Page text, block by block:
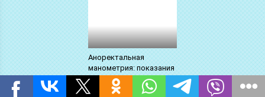
Аноректальная
манометрия: показания
и подготовка к
проведению